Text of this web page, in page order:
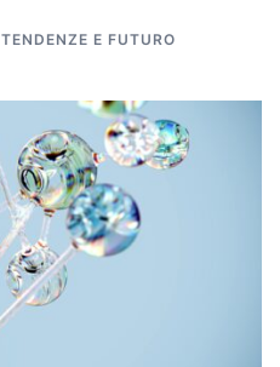
TENDENZE E FUTURO